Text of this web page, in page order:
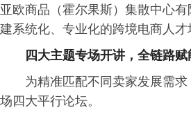
亚欧商品（霍尔果斯）集散中心
建系统化、专业化的跨境电商人
四大主题专场开讲，全链路
为精准匹配不同卖家发展需
场四大平行论坛。